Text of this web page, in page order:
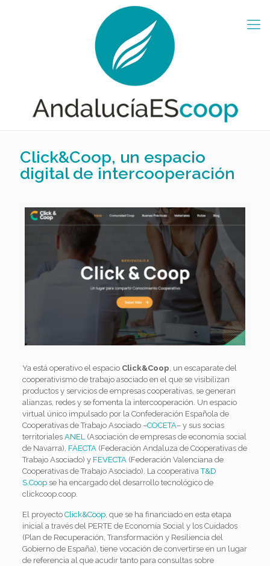
Click&Coop, un espacio
digital de intercooperación
Ya está operativo el espacio Click&Coop , un escaparate del
cooperativismo de trabajo asociado en el que se visibilizan
productos y servicios de empresas cooperativas, se generan
alianzas, redes y se fomenta la intercooperación. Un espacio
virtual único impulsado por la Confederación Española de
Cooperativas de Trabajo Asociado –COCETA– y sus socias
territoriales ANEL (Asociación de empresas de economía social
de Navarra), FAECTA (Federación Andaluza de Cooperativas de
Trabajo Asociado) y FEVECTA (Federación Valenciana de
Cooperativas de Trabajo Asociado). La cooperativaT&D
S.Coopse ha encargado del desarrollo tecnológico de
clickcoop.coop.
El proyecto Click&Coop, que se ha financiado en esta etapa
inicial a través del PERTE de Economía Social y los Cuidados
(Plan de Recuperación, Transformación y Resiliencia del
Gobierno de España), tiene vocación de convertirse en un lugar
de referencia al que acudir tanto para consultas sobre